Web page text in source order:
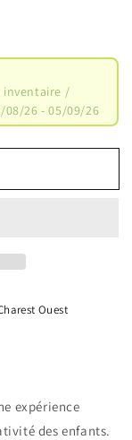
inventaire /
26 - 05/09/26
Ouest
expérience
des enfants.